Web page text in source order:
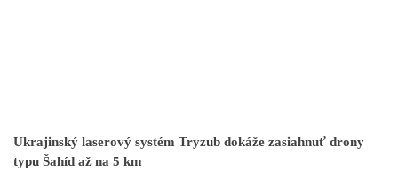
Ukrajinský laserový systém Tryzub dokáže zasiahnuť drony
typu Šahíd až na 5 km